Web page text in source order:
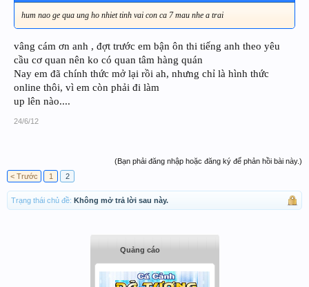
hum nao ge qua ung ho nhiet tinh vai con ca 7 mau nhe a trai
vâng cám ơn anh , đợt trước em bận ôn thi tiếng anh theo yêu
cầu cơ quan nên ko có quan tâm hàng quán
Nay em đã chính thức mở lại rồi ah, nhưng chỉ là hình thức
online thôi, vì em còn phải đi làm
up lên nào....
24/6/12
(Bạn phải đăng nhập hoặc đăng ký để phản hồi bài này.)
< Trước
1 2
Trạng thái chủ đề: Không mở trả lời sau này.
Quảng cáo